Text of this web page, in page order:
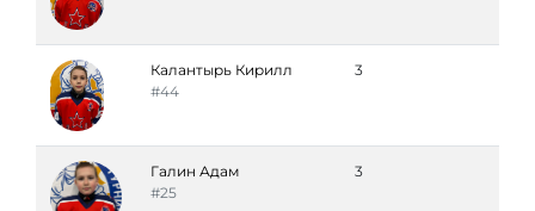
Калантырь Кирилл
#44
3
Галин Адам
#25
3